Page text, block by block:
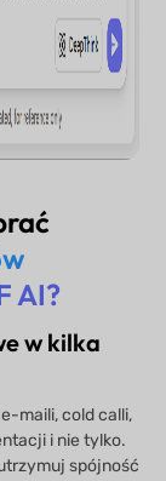
AI?
w kilka
maili, cold calli,
i nie tylko.
spójność